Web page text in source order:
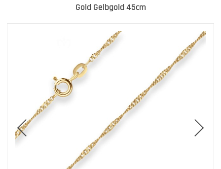
Gold Gelbgold 45cm